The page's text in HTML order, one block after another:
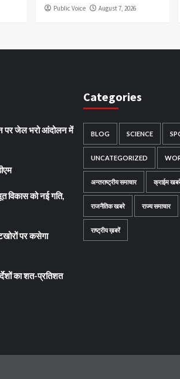
Public Voice August 7, 2026
पर जेल भरो आंदोलन में
विकास को नई गति,
पर कसेगा
का शत-प्रतिशत
Categories
BLOG SCIENCE
UNCATEGORIZED
अन्तराष्ट्रीय समाचार क्राईम
राजनैतिक खबरे राज्य समाचार
राष्ट्रीय ख़बरें